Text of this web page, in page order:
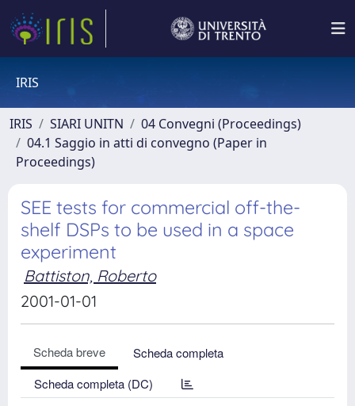
IRIS
IRIS SIARI UNITN
04 Convegni (Proceedings)
04.1 Saggio in atti di convegno (Paper in
Proceedings)
SEE tests for commercial off-the-
shelf DSPs to be used in a space
experiment
Battiston, Roberto
2001-01-01
Scheda breve
Scheda completa
Scheda completa (DC)